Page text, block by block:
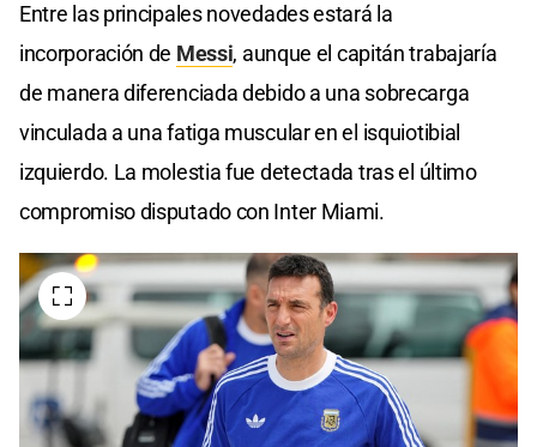
Entre las principales novedades estará la
incorporación de Messi, aunque el capitán trabajaría
de manera diferenciada debido a una sobrecarga
vinculada a una fatiga muscular en el isquiotibial
izquierdo. La molestia fue detectada tras el último
compromiso disputado con Inter Miami.